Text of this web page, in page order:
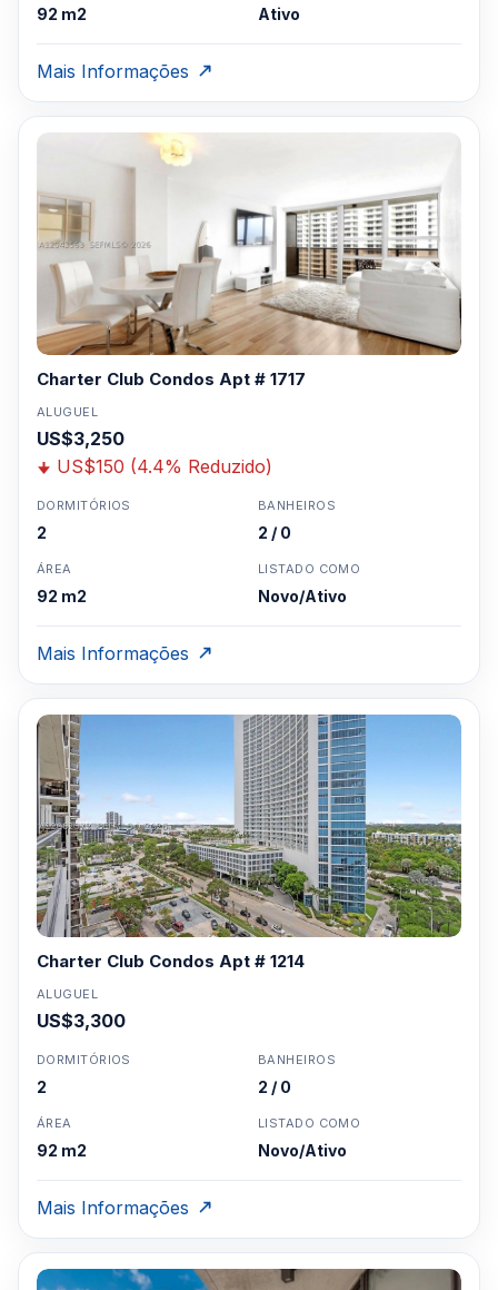
92 m2 Ativo
Mais Informações
Charter Club Condos Apt # 1717
ALUGUEL
US$3,250
US$150 (4.4% Reduzido)
DORMITÓRIOS
2
BANHEIROS
2 / 0
ÁREA
92 m2
LISTADO COMO
Novo/Ativo
Mais Informações
Charter Club Condos Apt # 1214
ALUGUEL
US$3,300
DORMITÓRIOS
2
BANHEIROS
2 / 0
ÁREA
92 m2
LISTADO COMO
Novo/Ativo
Mais Informações